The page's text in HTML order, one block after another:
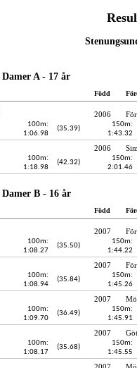
A - 17 år
Född
2006
100m:
1:06.98
(35.39)
150m:
1:43.32
2006
100m:
1:18.98
(42.32)
150m:
2:01.46
B - 16 år
Född
2007
100m:
1:08.27
(35.50)
150m:
1:44.22
2007
100m:
1:08.94
(35.84)
150m:
1:45.26
2007
100m:
1:09.70
(36.49)
150m:
1:45.91
2007
100m:
1:08.17
(35.68)
150m:
1:45.55